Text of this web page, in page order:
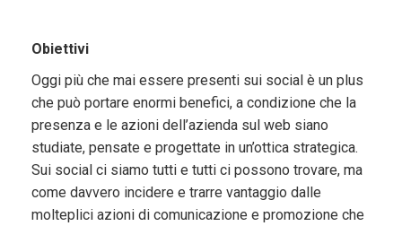
Obiettivi
Oggi più che mai essere presenti sui social è un plus
che può portare enormi benefici, a condizione che la
presenza e le azioni dell’azienda sul web siano
studiate, pensate e progettate in un’ottica strategica.
Sui social ci siamo tutti e tutti ci possono trovare, ma
come davvero incidere e trarre vantaggio dalle
molteplici azioni di comunicazione e promozione che